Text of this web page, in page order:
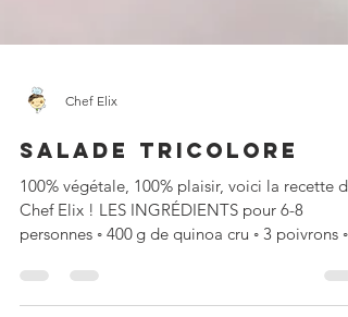
Chef Elix
SALADE TRICOLORE
100% végétale, 100% plaisir, voici la recette de
personnes ◦ 400 g de quinoa cru ◦ 3 poivrons ◦
2...